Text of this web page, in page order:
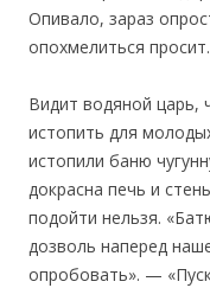
Опивало, зараз
опохмелиться просит.
Видит водяной царь,
истопить для
истопили баню
докрасна печь и
подойти нельзя.
дозволь наперед
опробовать». —